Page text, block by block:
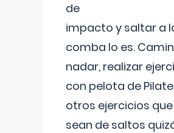
de
impacto y saltar a
comba lo es.
nadar, realizar
con pelota de
otros ejercicios
sean de saltos